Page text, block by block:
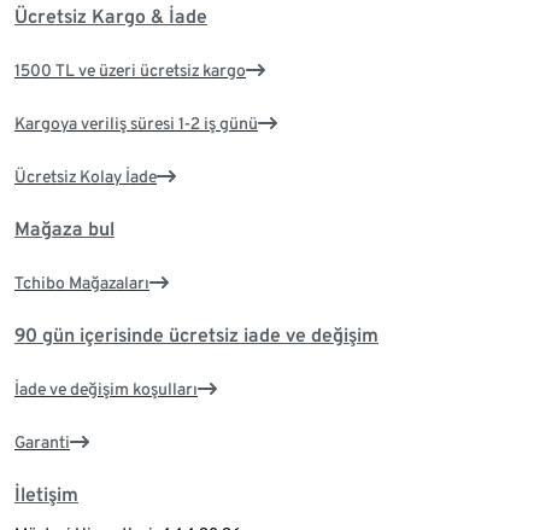
Ücretsiz Kargo & İade
1500 TL ve üzeri ücretsiz kargo
Kargoya veriliş süresi 1-2 iş günü
Ücretsiz Kolay İade
Mağaza bul
Tchibo Mağazaları
90 gün içerisinde ücretsiz iade ve değişim
İade ve değişim koşulları
Garanti
İletişim